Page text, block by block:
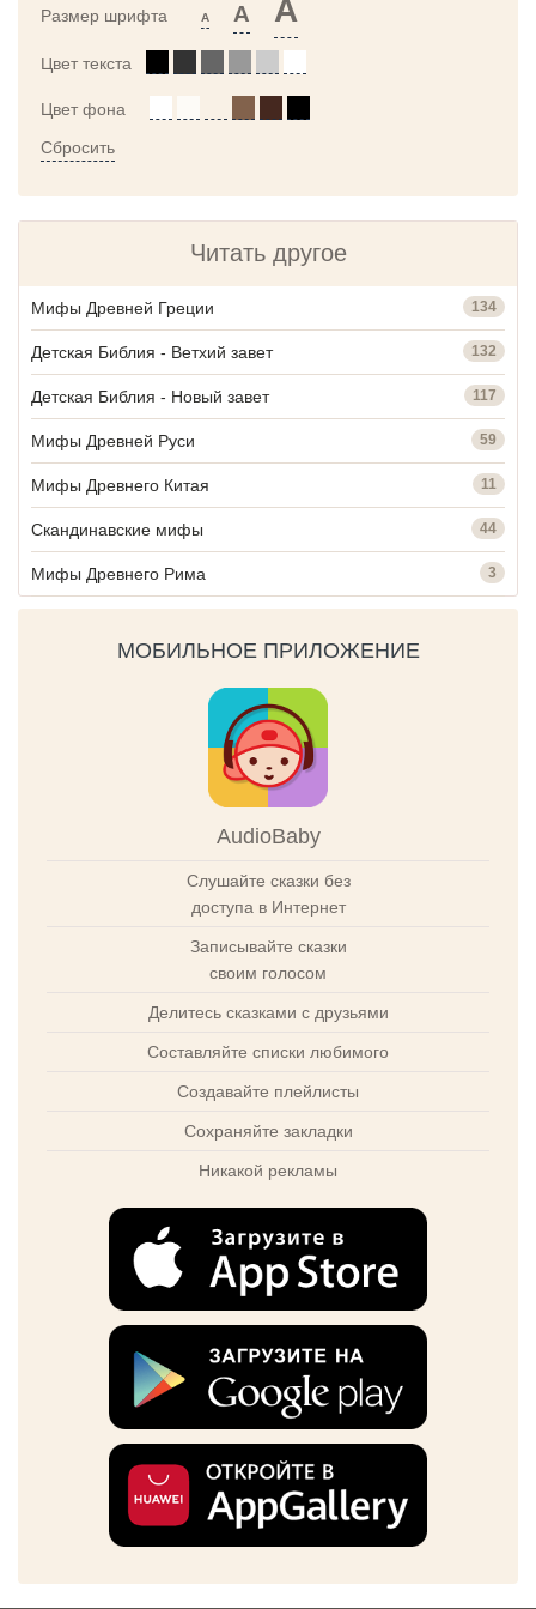
Размер шрифта A A A
Цвет текста
Цвет фона
Сбросить
Читать другое
Мифы Древней Греции 134
Детская Библия - Ветхий завет 132
Детская Библия - Новый завет 117
Мифы Древней Руси 59
Мифы Древнего Китая 11
Скандинавские мифы 44
Мифы Древнего Рима 3
МОБИЛЬНОЕ ПРИЛОЖЕНИЕ
AudioBaby
Слушайте сказки без
доступа в Интернет
Записывайте сказки
своим голосом
Делитесь сказками с друзьями
Составляйте списки любимого
Создавайте плейлисты
Сохраняйте закладки
Никакой рекламы